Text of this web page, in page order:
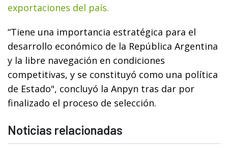
exportaciones del país.
“Tiene una importancia estratégica para el
desarrollo económico de la República Argentina
y la libre navegación en condiciones
competitivas, y se constituyó como una política
de Estado", concluyó la Anpyn tras dar por
finalizado el proceso de selección.
Noticias relacionadas